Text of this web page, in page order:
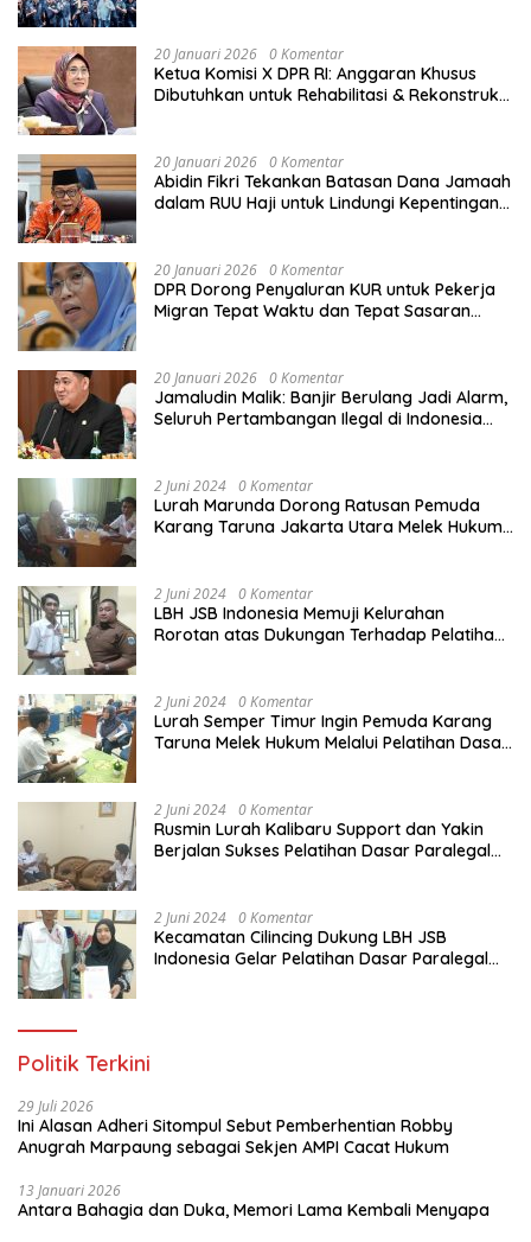
Bangsa
20 Januari 2026 0 Komentar
Ketua Komisi X DPR RI: Anggaran Khusus
Dibutuhkan untuk Rehabilitasi & Rekonstruksi
20 Januari 2026 0 Komentar
Abidin Fikri Tekankan Batasan Dana Jamaah
dalam RUU Haji untuk Lindungi Kepentingan
20 Januari 2026 0 Komentar
DPR Dorong Penyaluran KUR untuk Pekerja
Migran Tepat Waktu dan Tepat Sasaran
20 Januari 2026 0 Komentar
Jamaludin Malik: Banjir Berulang Jadi Alarm,
Seluruh Pertambangan Ilegal di Indonesia
2 Juni 2024 0 Komentar
Lurah Marunda Dorong Ratusan Pemuda
Karang Taruna Jakarta Utara Melek Hukum
2 Juni 2024 0 Komentar
LBH JSB Indonesia Memuji Kelurahan
Rorotan atas Dukungan Terhadap Pelatihan
2 Juni 2024 0 Komentar
Lurah Semper Timur Ingin Pemuda Karang
Taruna Melek Hukum Melalui Pelatihan Dasar
2 Juni 2024 0 Komentar
Rusmin Lurah Kalibaru Support dan Yakin
Berjalan Sukses Pelatihan Dasar Paralegal
2 Juni 2024 0 Komentar
Kecamatan Cilincing Dukung LBH JSB
Indonesia Gelar Pelatihan Dasar Paralegal
Politik Terkini
29 Juli 2026
Ini Alasan Adheri Sitompul Sebut Pemberhentian Robby
Anugrah Marpaung sebagai Sekjen AMPI Cacat Hukum
13 Januari 2026
Antara Bahagia dan Duka, Memori Lama Kembali Menyapa